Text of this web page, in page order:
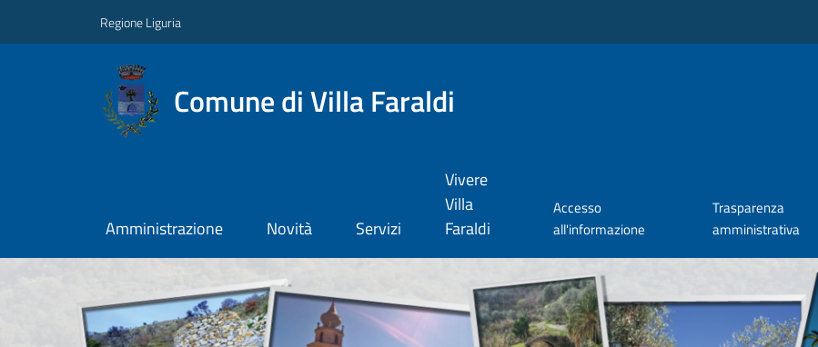
Regione Liguria
Comune di Villa Faraldi
Amministrazione Novità Servizi
Vivere
Villa
Faraldi
Accesso
all'informazione
Trasparenza
amministrativa